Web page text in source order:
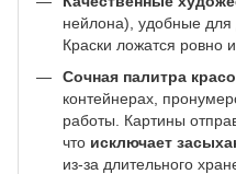
нейлона), удобные
Краски ложатся ровно
Сочная палитра
контейнерах,
работы. Картины
что исключает
из-за длительного